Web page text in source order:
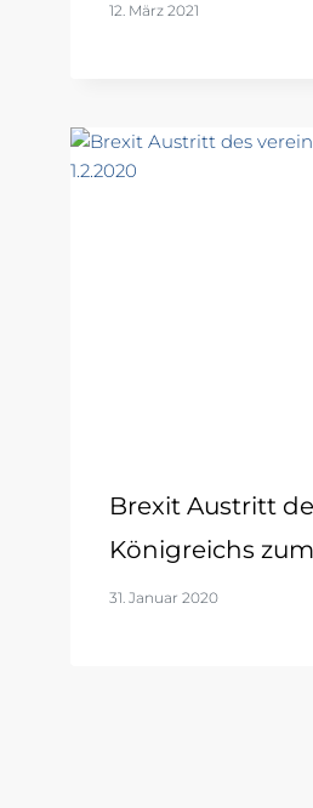
12. März 2021
Brexit Austritt
Königreichs zum
31. Januar 2020